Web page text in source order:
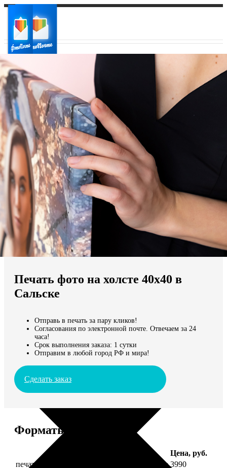
Ваш город:
Ваш регион доставки
Выберите из списка:
Мы доставляем по всему миру
Продолжить без города
Печать фото на холсте 40х40 в
Сальске
Отправь в печать за пару кликов!
Согласования по электронной почте. Отвечаем за 24
часа!
Срок выполнения заказа: 1 сутки
Отправим в любой город РФ и мира!
Сделать заказ
Форматы и цены
Цена, руб.
печать фото на холсте 40х40 на подрамнике 3990